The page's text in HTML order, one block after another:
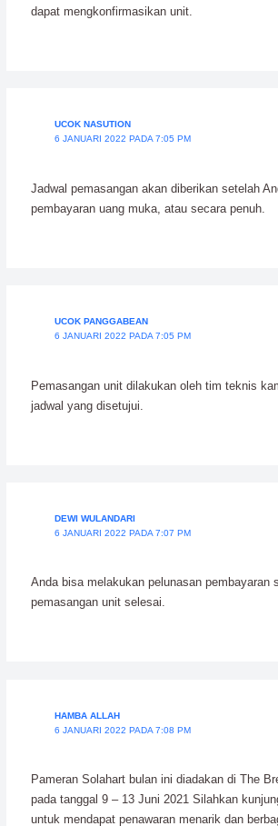
dapat mengkonfirmasikan unit.
UCOK NASUTION
6 JANUARI 2022 PADA 7:05 PM
Jadwal pemasangan akan diberikan setelah
pembayaran uang muka, atau secara penuh.
UCOK PANGGABEAN
6 JANUARI 2022 PADA 7:05 PM
Pemasangan unit dilakukan oleh tim teknis
jadwal yang disetujui.
DEWI WULANDARI
6 JANUARI 2022 PADA 7:07 PM
Anda bisa melakukan pelunasan pembayaran
pemasangan unit selesai.
HAMBA ALLAH
6 JANUARI 2022 PADA 7:08 PM
Pameran Solahart bulan ini diadakan di The
pada tanggal 9 – 13 Juni 2021 Silahkan
untuk mendapat penawaran menarik dan